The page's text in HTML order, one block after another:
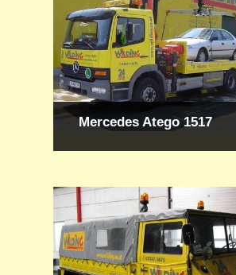
Mercedes Atego 1517